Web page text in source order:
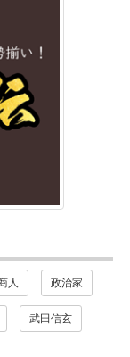
人 政治家
武田信玄